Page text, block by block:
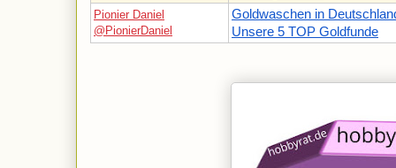
Pionier Daniel
@PionierDaniel
Goldwaschen in
Unsere 5 TOP Goldfunde